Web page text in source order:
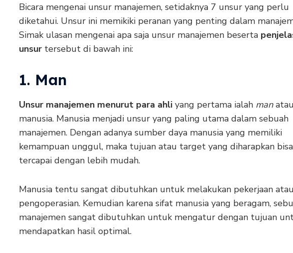
Bicara mengenai unsur manajemen, setidaknya 7 unsur yang perlu
diketahui. Unsur ini memikiki peranan yang penting dalam
Simak ulasan mengenai apa saja unsur manajemen beserta
unsur tersebut di bawah ini:
1. Man
Unsur manajemen menurut para ahli yang pertama ialah manatau
manusia. Manusia menjadi unsur yang paling utama dalam sebuah
manajemen. Dengan adanya sumber daya manusia yang memiliki
kemampuan unggul, maka tujuan atau target yang diharapkan bisa
tercapai dengan lebih mudah.
Manusia tentu sangat dibutuhkan untuk melakukan pekerjaan atau
pengoperasian. Kemudian karena sifat manusia yang beragam,
manajemen sangat dibutuhkan untuk mengatur dengan tujuan
mendapatkan hasil optimal.